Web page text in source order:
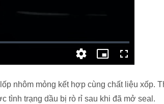
nhôm mỏng kết hợp cùng chất liệu xốp.
tình trạng dầu bị rò rỉ sau khi đã mở seal.